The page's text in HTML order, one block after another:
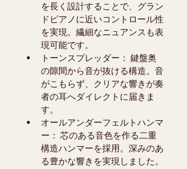
を長く設計することで、グラン
ドピアノに近いコントロール性
を実現。繊細なニュアンスも表
現可能です。
トーンスプレッダー： 鍵盤奥
の隙間から音が抜ける構造。音
がこもらず、クリアな響きが奏
者の耳へダイレクトに届きま
す。
オールアンダーフェルトハンマ
ー： 芯のある音色を作る二重
構造ハンマーを採用。深みのあ
る豊かな響きを実現しました。